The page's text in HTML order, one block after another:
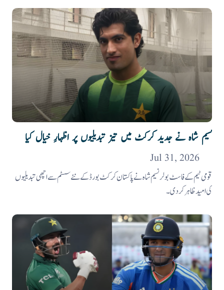
نسیم شاہ نے جدید کرکٹ میں تیز تبدیلیوں پر اظہارِ خیال کیا
Jul 31, 2026
قومی ٹیم کے فاسٹ بولر نسیم شاہ نے پاکستان کرکٹ بورڈ کے نئے سسٹم سے اچھی تبدیلیوں
کی امید ظاہر کر دی۔